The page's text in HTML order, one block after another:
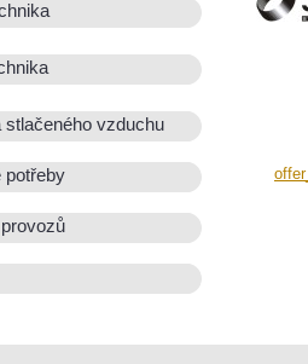
stlačeného vzduchu
potřeby